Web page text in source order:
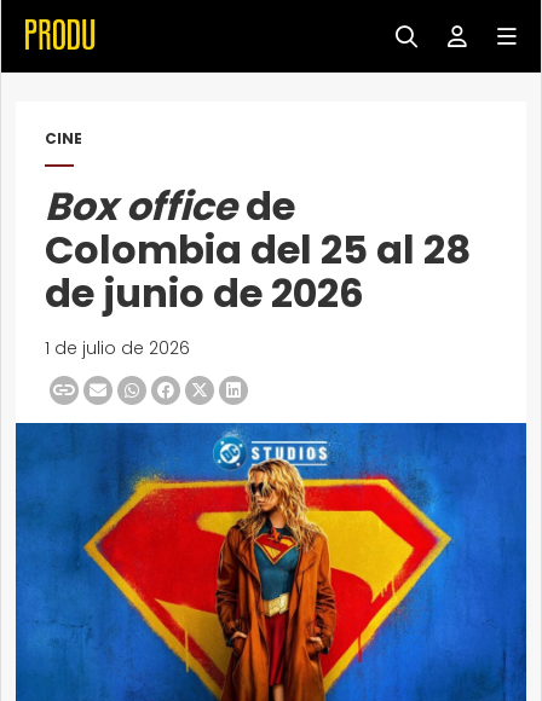
CINE
Box officede
Colombia del 25 al 28
de junio de 2026
1 de julio de 2026